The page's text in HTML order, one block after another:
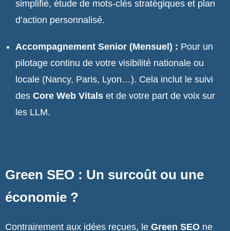
simplifié, étude de mots-clés stratégiques et plan
d’action personnalisé.
Accompagnement Senior (Mensuel) : Pour un
pilotage continu de votre visibilité nationale ou
locale (Nancy, Paris, Lyon…). Cela inclut le suivi
des Core Web Vitals et de votre part de voix sur
les LLM.
Green SEO : Un surcoût ou une
économie ?
Contrairement aux idées reçues, le Green SEO ne